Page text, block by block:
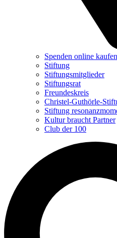
Spenden online kaufen
Stiftung
Stiftungsmitglieder
Stiftungsrat
Freundeskreis
Christel-Guthörle-
Stiftung
Kultur braucht Partner
Club der 100